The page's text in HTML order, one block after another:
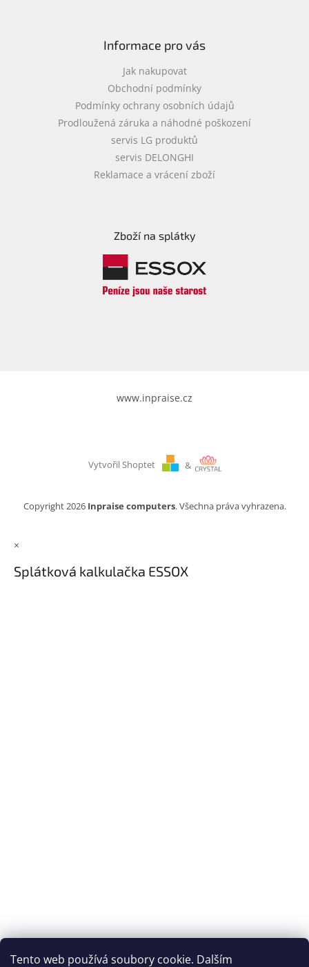
Tento web používá soubory cookie. Dalším
Informace pro vás
Jak nakupovat
Obchodní podmínky
Podmínky ochrany osobních údajů
Prodloužená záruka a náhodné poškození
servis LG produktů
servis DELONGHI
Reklamace a vrácení zboží
Zboží na splátky
www.inpraise.cz
Vytvořil Shoptet &
Copyright 2026 Inpraise computers. Všechna práva vyhrazena.
×
Splátková kalkulačka ESSOX